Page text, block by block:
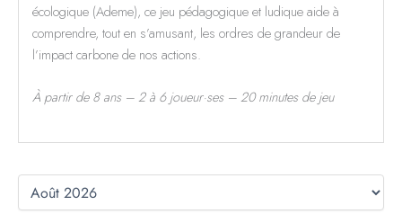
écologique (Ademe), ce jeu pédagogique et ludique aide à
comprendre, tout en s’amusant, les ordres de grandeur de
l’impact carbone de nos actions.
À partir de 8 ans – 2 à 6 joueur·ses – 20 minutes de jeu